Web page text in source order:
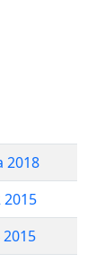
2018
2015